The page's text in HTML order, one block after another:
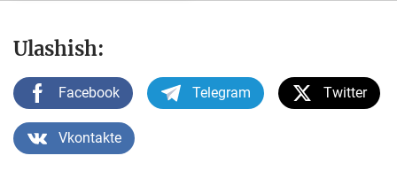
Ulashish:
Facebook Telegram Twitter
Vkontakte